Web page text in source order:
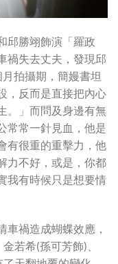
邱勝翊飾演「羅政
禍失去丈夫，發現邱
拍攝期，簡嫚書坦
，反而是直接把內心
。」而問及身邊有無
常常一針見血，他是
有很重的重擊力，他
力不好，或是，你都
我有時候只是想要情
車禍造成蝴蝶效應，
若希(孫可芳飾)、